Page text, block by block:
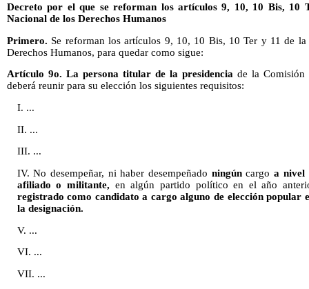
Decreto por el que se reforman los artículos 9, 10, 10 Bis, 10
Nacional de los Derechos Humanos
Primero. Se reforman los artículos 9, 10, 10 Bis, 10 Ter y 11 de
Derechos Humanos, para quedar como sigue:
Artículo 9o. La persona titular de la presidencia de la Comisión
deberá reunir para su elección los siguientes requisitos:
I. ...
II. ...
III. ...
IV. No desempeñar, ni haber desempeñado ningúncargoa nivel
afiliado o militante, en algún partido político en el año
registrado como candidato a cargo alguno de elección popular
la designación.
V. ...
VI. ...
VII. ...